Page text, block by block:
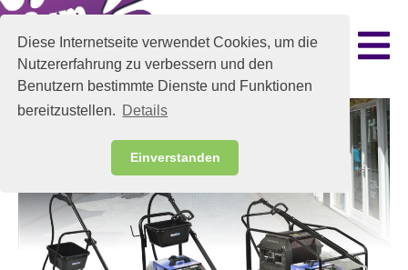
Diese Internetseite verwendet Cookies, um die
Nutzererfahrung zu verbessern und den
Benutzern bestimmte Dienste und Funktionen
bereitzustellen. Details
Einverstanden